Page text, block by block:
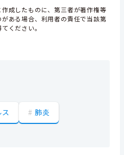
成したものに、第三者が著作権等
ある場合、利用者の責任で当該第
ください。
肺炎